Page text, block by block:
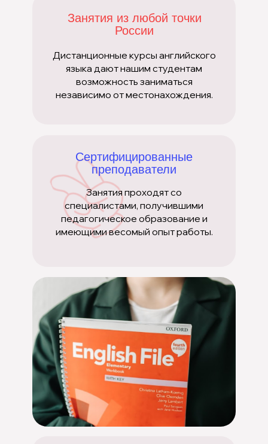
Занятия из любой точки
России
Дистанционные курсы английского
языка дают нашим студентам
возможность заниматься
независимо от местонахождения.
Сертифицированные
преподаватели
Занятия проходят со
специалистами, получившими
педагогическое образование и
имеющими весомый опыт работы.